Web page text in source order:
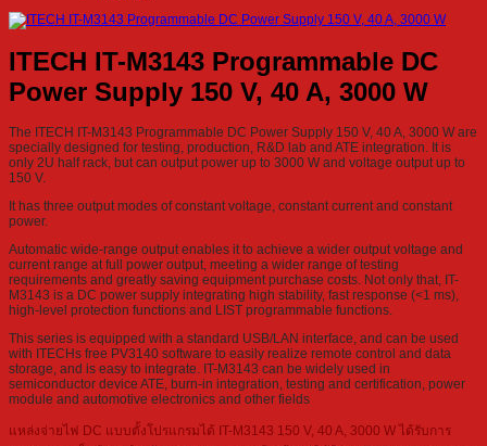
ITECH IT-M3143 Programmable DC
Power Supply 150 V, 40 A, 3000 W
The ITECH IT-M3143 Programmable DC Power Supply 150 V, 40 A, 3000 W are
specially designed for testing, production, R&D lab and ATE integration. It is
only 2U half rack, but can output power up to 3000 W and voltage output up to
150 V.
It has three output modes of constant voltage, constant current and constant
power.
Automatic wide-range output enables it to achieve a wider output voltage and
current range at full power output, meeting a wider range of testing
requirements and greatly saving equipment purchase costs. Not only that, IT-
M3143 is a DC power supply integrating high stability, fast response (<1 ms),
high-level protection functions and LIST programmable functions.
This series is equipped with a standard USB/LAN interface, and can be used
with ITECHs free PV3140 software to easily realize remote control and data
storage, and is easy to integrate. IT-M3143 can be widely used in
semiconductor device ATE, burn-in integration, testing and certification, power
module and automotive electronics and other fields
แหล่งจ่ายไฟ DC แบบตั้งโปรแกรมได้ IT-M3143 150 V, 40 A, 3000 W ได้รับการ